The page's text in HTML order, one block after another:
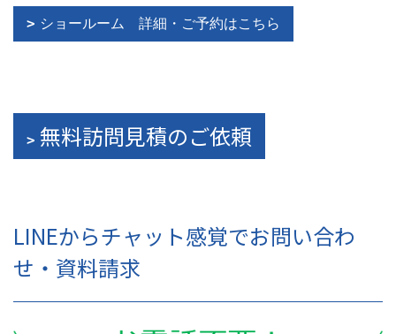
ショールーム 詳細・ご予約はこちら
無料訪問見積のご依頼
LINEからチャット感覚でお問い合わ
せ・資料請求